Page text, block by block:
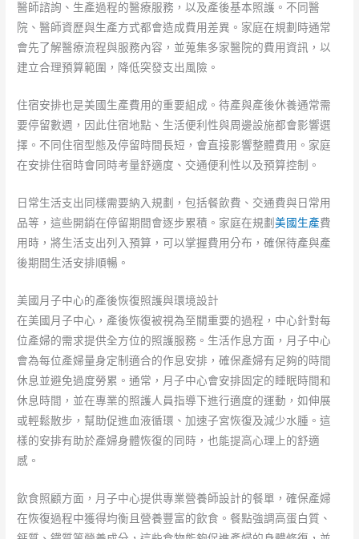
醫師諮詢、生產過程的醫療服務，以及產後基本照護。不同醫
院、醫師資歷與生產方式都會造成費用差異。家庭在規劃時通常
會先了解醫療流程與服務內容，並蒐集多家醫院的費用資訊，以
建立合理預算範圍，降低突發支出風險。
住宿安排也是美國生產費用的重要組成。待產與產後休養通常需
要停留數週，因此住宿地點、生活便利性與周邊設施都會影響選
擇。不同住宿型態及停留時間長短，會直接影響整體費用。家庭
在安排住宿時會同時考量舒適度、交通便利性以及預算控制。
日常生活支出同樣需要納入規劃，包括餐飲費、交通費與日常用
品等，這些開銷在停留期間會逐步累積。家庭在規劃美國生產費
用時，將生活支出列入預算，可以掌握費用分布，確保待產與產
後期間生活安排順暢。
美國月子中心的產後恢復照護與環境設計
在美國月子中心，產後恢復被視為至關重要的過程，中心針對每
位產婦的需求提供全方位的照護服務。生活作息方面，月子中心
會為每位產婦量身定制適合的作息安排，確保產婦有足夠的時間
休息並避免過度勞累。通常，月子中心會安排固定的睡眠時間和
休息時間，並在專業的照護人員指導下進行適度的運動，如伸展
或輕鬆散步，幫助促進血液循環、加速子宮恢復及減少水腫。這
樣的安排有助於產婦身體恢復的同時，也能提高心理上的舒適
感。
飲食照顧方面，月子中心提供專業營養師設計的餐單，確保產婦
在恢復過程中獲得均衡且營養豐富的飲食。餐點強調高蛋白質、